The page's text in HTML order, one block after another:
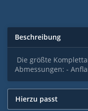
Beschreibung
Die größte
Abmessungen: -
Hierzu passt